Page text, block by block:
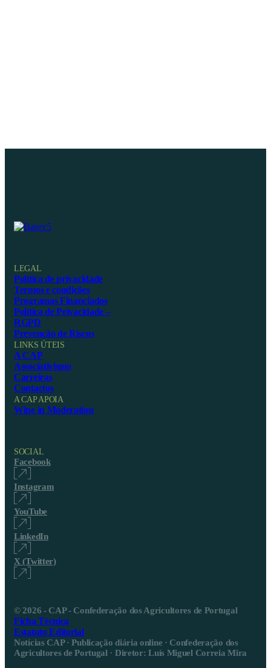
LEGAL
Política de privacidade
Termos e condições
Programas Financiados
Política de Privacidade –
RGPD
Prevenção de Riscos
LINKS ÚTEIS
A CAP
Associativismo
Carreiras
Contactos
A CAP APOIA
Wine in Moderation
SOCIAL
Facebook
Instagram
YouTube
LinkedIn
X (Twitter)
© 2026 - CAP - Confederação dos Agricultores de Portugal
Ficha Técnica
Estatuto Editorial
Notícias CAP · Publicação diária online · Confederação dos
Agricultores de Portugal · Diretor: Luís Miguel Correia Mira